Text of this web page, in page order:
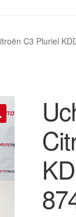
C3 Pluriel